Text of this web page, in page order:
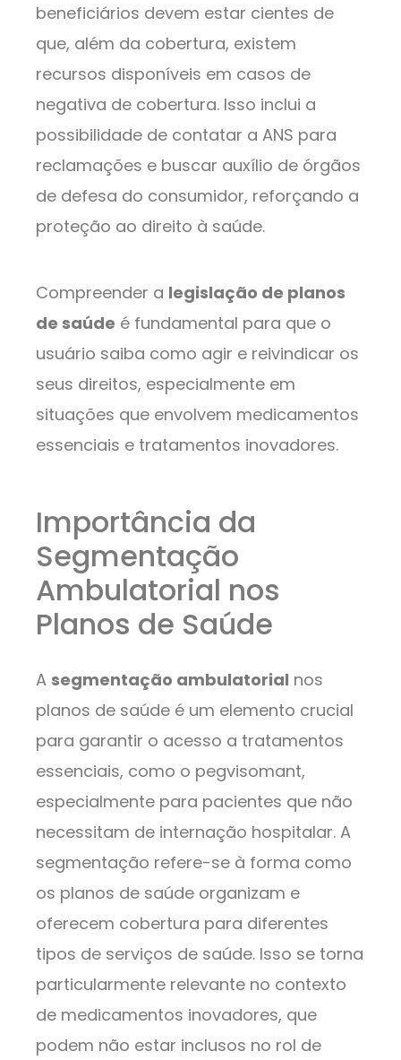
beneficiários devem estar cientes de
que, além da cobertura, existem
recursos disponíveis em casos de
negativa de cobertura. Isso inclui a
possibilidade de contatar a ANS para
reclamações e buscar auxílio de órgãos
de defesa do consumidor, reforçando a
proteção ao direito à saúde.
Compreender a legislação de planos
de saúde é fundamental para que o
usuário saiba como agir e reivindicar os
seus direitos, especialmente em
situações que envolvem medicamentos
essenciais e tratamentos inovadores.
Importância da
Segmentação
Ambulatorial nos
Planos de Saúde
A segmentação ambulatorial nos
planos de saúde é um elemento crucial
para garantir o acesso a tratamentos
essenciais, como o pegvisomant,
especialmente para pacientes que não
necessitam de internação hospitalar. A
segmentação refere-se à forma como
os planos de saúde organizam e
oferecem cobertura para diferentes
tipos de serviços de saúde. Isso se torna
particularmente relevante no contexto
de medicamentos inovadores, que
podem não estar inclusos no rol de